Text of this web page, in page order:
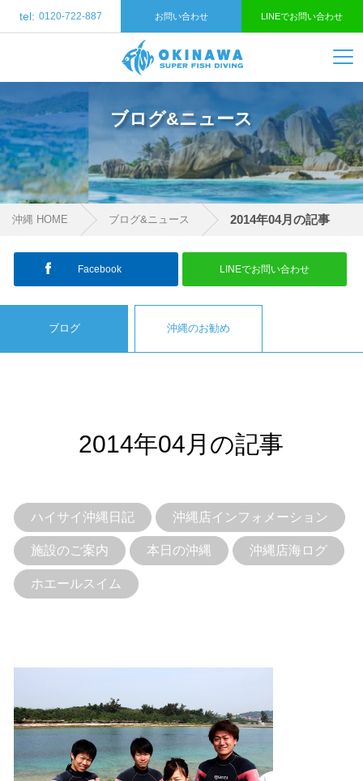
tel: 0120-722-887 お問い合わせ LINEでお問い合わせ
ブログ&ニュース
沖縄 HOME ブログ&ニュース 2014年04月の記事
ブログ 沖縄のお勧め
2014年04月の記事
ハイサイ沖縄日記 沖縄店インフォメーション
施設のご案内 本日の沖縄 沖縄店海ログ
ホエールスイム
Facebook LINEでお問い合わせ